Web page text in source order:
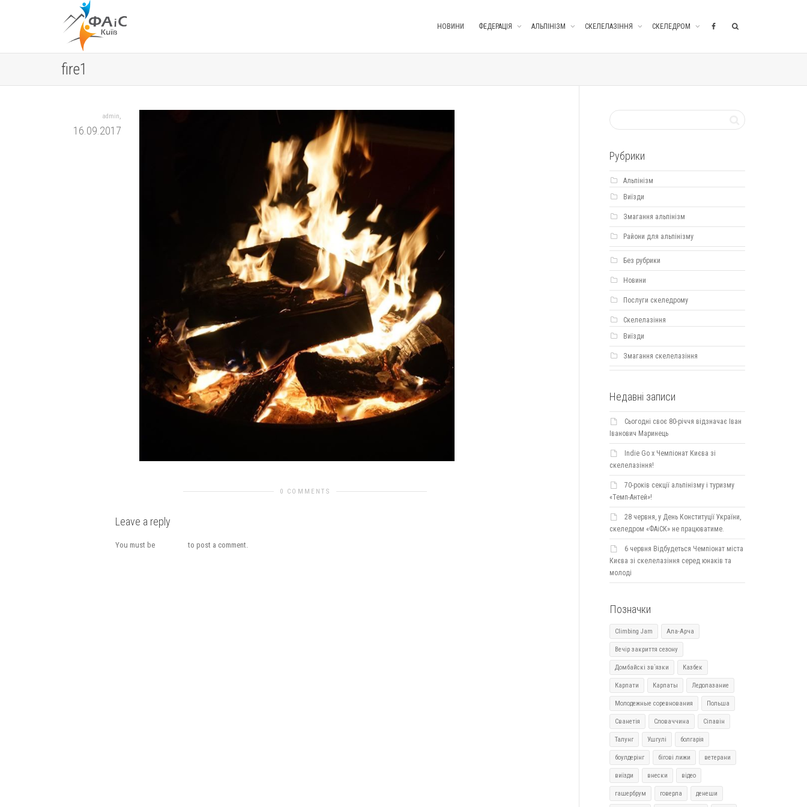
НОВИНИ ФЕДЕРАЦІЯ АЛЬПІНІЗМ СКЕЛЕЛАЗІННЯ СКЕЛЕДРОМ
fire1
admin,
16.09.2017
0 COMMENTS
Leave a reply
You must be to post a comment.
Рубрики
Альпінізм
Виїзди
Змагання альпінізм
Райони для альпінізму
Без рубрики
Новини
Послуги скеледрому
Скелелазіння
Виїзди
Змагання скелелазіння
Недавні записи
Сьогодні своє 80-річчя відзначає Іван
Іванович Маринець
Indie Go х Чемпіонат Києва зі
скелелазіння!
70-років секції альпінізму і туризму
«Темп-Антей»!
28 червня, у День Конституції України,
скеледром «ФАіСК» не працюватиме.
6 червня Відбудеться Чемпіонат міста
Києва зі скелелазіння серед юнаків та
молоді
Позначки
Climbing Jam Ала-Арча
Вечір закриття сезону
Домбайскі зв`язки Казбек
Карпати Карпаты Ледолазание
Молодежные соревнования Польша
Сванетія Словаччина Сіпавін
Талунг Ушгулі болгарія
боулдерінг бігові лижи ветерани
виїзди внески відео
гашербрум говерла денеши